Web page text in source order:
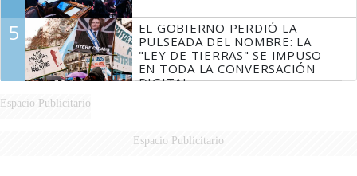
5
EL GOBIERNO PERDIÓ LA
PULSEADA DEL NOMBRE: LA
"LEY DE TIERRAS" SE IMPUSO
EN TODA LA CONVERSACIÓN
DIGITAL
Espacio Publicitario
Espacio Publicitario